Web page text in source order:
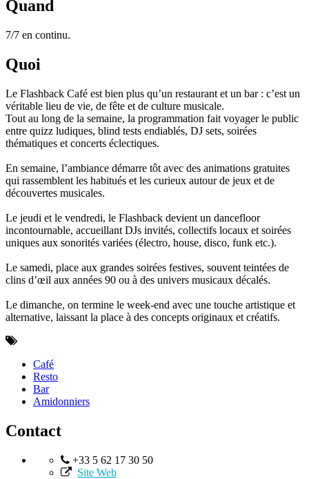
Quand
7/7 en continu.
Quoi
Le Flashback Café est bien plus qu’un restaurant et un bar : c’est un
véritable lieu de vie, de fête et de culture musicale.
Tout au long de la semaine, la programmation fait voyager le public
entre quizz ludiques, blind tests endiablés, DJ sets, soirées
thématiques et concerts éclectiques.
En semaine, l’ambiance démarre tôt avec des animations gratuites
qui rassemblent les habitués et les curieux autour de jeux et de
découvertes musicales.
Le jeudi et le vendredi, le Flashback devient un dancefloor
incontournable, accueillant DJs invités, collectifs locaux et soirées
uniques aux sonorités variées (électro, house, disco, funk etc.).
Le samedi, place aux grandes soirées festives, souvent teintées de
clins d’œil aux années 90 ou à des univers musicaux décalés.
Le dimanche, on termine le week-end avec une touche artistique et
alternative, laissant la place à des concepts originaux et créatifs.
Café
Resto
Bar
Amidonniers
Contact
+33 5 62 17 30 50
Site Web